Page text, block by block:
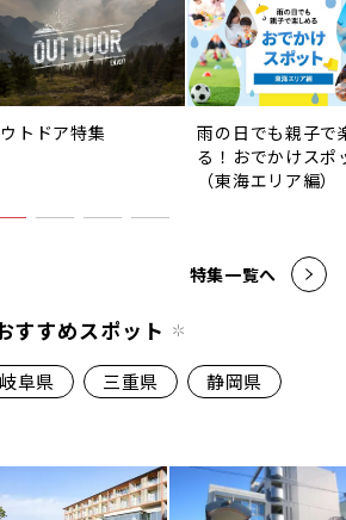
トドア特集
雨の日でも親子で
る！おでかけスポ
（東海エリア編）
特集一覧へ
すすめスポット
岐阜県 三重県 静岡県